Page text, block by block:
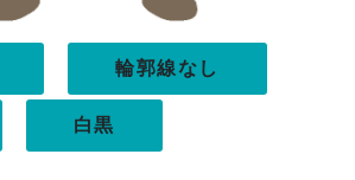
輪郭線なし
白黒